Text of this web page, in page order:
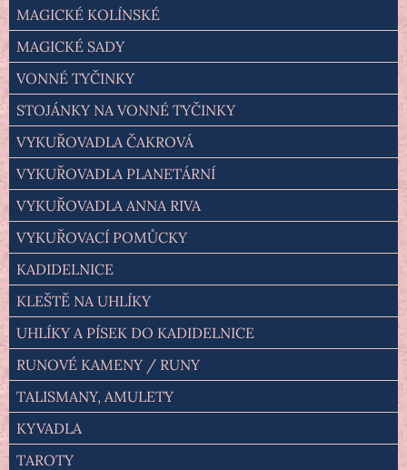
MAGICKÉ KOLÍNSKÉ
MAGICKÉ SADY
VONNÉ TYČINKY
STOJÁNKY NA VONNÉ TYČINKY
VYKUŘOVADLA ČAKROVÁ
VYKUŘOVADLA PLANETÁRNÍ
VYKUŘOVADLA ANNA RIVA
VYKUŘOVACÍ POMŮCKY
KADIDELNICE
KLEŠTĚ NA UHLÍKY
UHLÍKY A PÍSEK DO KADIDELNICE
RUNOVÉ KAMENY / RUNY
TALISMANY, AMULETY
KYVADLA
TAROTY